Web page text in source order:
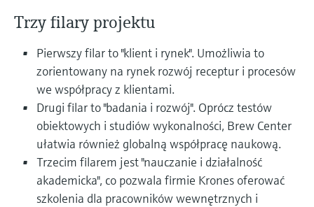
Dostęp do informacji o przyrządzie
(instrukcje obsługi, karty katalogowe, nowych
wersji i części zamienne) poprzez
wprowadzenie numeru seryjnego
Endress+Hauser podanego na tabliczce
znamionowej.
Znajdź części zamienne
Po wprowadzeniu kodu przyrządu, kodu
zamówieniowego lub numerze seryjnym
znajdziesz odpowiednią część zamienną oraz
uzyskasz dostęp do szczegółowych danych,
rysunków i instrukcji montażowych, co ułatwi
dokonanie szybkiej wymiany lub naprawy.
ciśnienia
Kup wszystko
Kup wszystko
Doskonałość operacyjna dzięki
przejrzystości procesów
wspierającej podejmowanie decyzji
Trzy filary projektu
Pierwszy filar to "klient i rynek". Umożliwia to
zorientowany na rynek rozwój receptur i procesów
we współpracy z klientami.
Drugi filar to "badania i rozwój". Oprócz testów
obiektowych i studiów wykonalności, Brew Center
ułatwia również globalną współpracę naukową.
Trzecim filarem jest "nauczanie i działalność
akademicka", co pozwala firmie Krones oferować
szkolenia dla pracowników wewnętrznych i